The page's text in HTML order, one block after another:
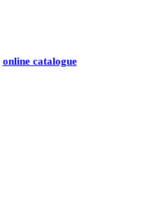
online catalogue